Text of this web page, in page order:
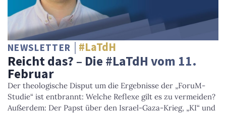
NEWSLETTER #LaTdH
Reicht das? – Die #LaTdH vom 11.
Februar
Der theologische Disput um die Ergebnisse der „ForuM-
Studie“ ist entbrannt: Welche Reflexe gilt es zu vermeiden?
Außerdem: Der Papst über den Israel-Gaza-Krieg, „KI“ und